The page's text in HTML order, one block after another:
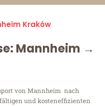
Kraków
Mannheim →
von Mannheim nach
und kosteneffizienten